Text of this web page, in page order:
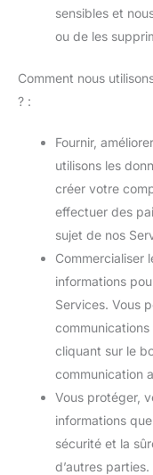
sensibles et
ou de les
Comment nous
? :
Fournir,
utilisons les
créer votre
effectuer des
sujet de nos
Commercialiser
informations
Services. Vous
cliquant sur le
communication
Vous protéger,
informations
sécurité et la
d’autres